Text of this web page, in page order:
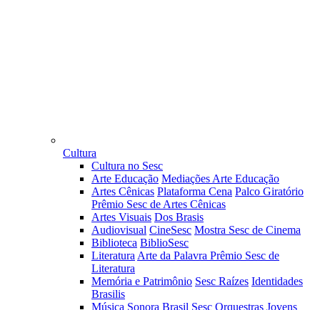
Cultura
Cultura no Sesc
Arte Educação Mediações Arte Educação
Artes Cênicas Plataforma Cena Palco Giratório
Prêmio Sesc de Artes Cênicas
Artes Visuais Dos Brasis
Audiovisual CineSesc Mostra Sesc de Cinema
Biblioteca BiblioSesc
Literatura Arte da Palavra Prêmio Sesc de
Literatura
Memória e Patrimônio Sesc Raízes Identidades
Brasilis
Música Sonora Brasil Sesc Orquestras Jovens